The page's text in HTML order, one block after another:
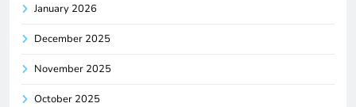
January 2026
December 2025
November 2025
October 2025